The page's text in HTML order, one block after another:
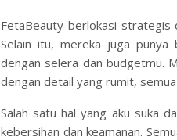
FetaBeauty berlokasi strategis
Selain itu, mereka juga punya
dengan selera dan budgetmu.
dengan detail yang rumit,
Salah satu hal yang aku suka
kebersihan dan keamanan.